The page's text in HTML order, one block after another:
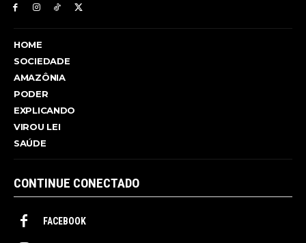
HOME
SOCIEDADE
AMAZÔNIA
PODER
EXPLICANDO
VIROU LEI
SAÚDE
CONTINUE CONECTADO
FACEBOOK